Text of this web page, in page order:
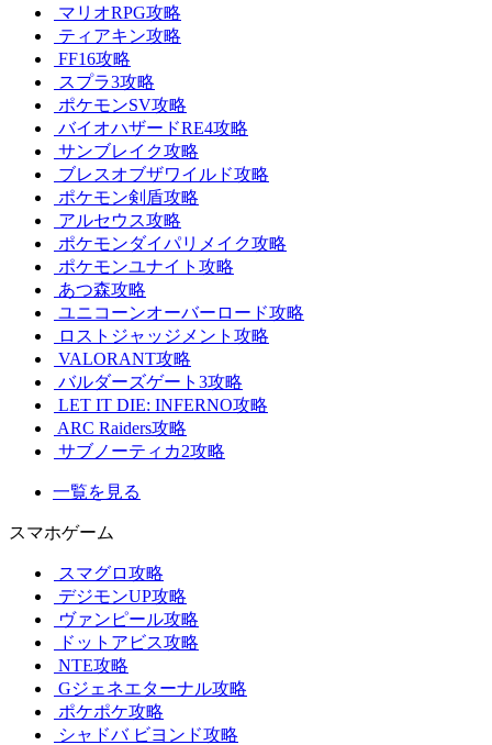
マリオRPG攻略
ティアキン攻略
FF16攻略
スプラ3攻略
ポケモンSV攻略
バイオハザードRE4攻略
サンブレイク攻略
ブレスオブザワイルド攻略
ポケモン剣盾攻略
アルセウス攻略
ポケモンダイパリメイク攻略
ポケモンユナイト攻略
あつ森攻略
ユニコーンオーバーロード攻略
ロストジャッジメント攻略
VALORANT攻略
バルダーズゲート3攻略
LET IT DIE: INFERNO攻略
ARC Raiders攻略
サブノーティカ2攻略
一覧を見る
スマホゲーム
スマグロ攻略
デジモンUP攻略
ヴァンピール攻略
ドットアビス攻略
NTE攻略
Gジェネエターナル攻略
ポケポケ攻略
シャドバ ビヨンド攻略